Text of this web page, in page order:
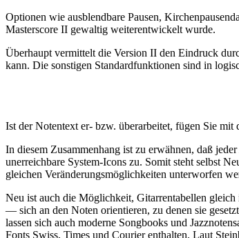
Optionen wie ausblendbare Pausen,
Masterscore II gewaltig weiterentwickelt wurde.
Überhaupt vermittelt die Version II den Eindruck
kann. Die sonstigen Standardfunktionen sind in
Ist der Notentext er- bzw. überarbeitet, fügen Sie
In diesem Zusammenhang ist zu erwähnen, daß
unerreichbare System-Icons zu. Somit steht selbst
gleichen Veränderungsmöglichkeiten unterworfen
Neu ist auch die Möglichkeit, Gitarrentabellen
— sich an den Noten orientieren, zu denen sie
lassen sich auch moderne Songbooks und
Fonts Swiss, Times und Courier enthalten. Laut